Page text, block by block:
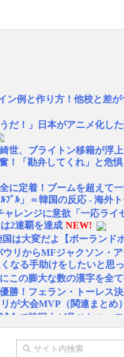
ン例と作り方！他校と差
だ！」日本がアニメ化し
世、ブライトン移籍が浮
！「勘弁してくれ」と危
に定着！ブームを超えて
ﾞﾙ」＝韓国の反応 - 海外
レンジに意欲「一応ライ
2連覇を達成 NEW!
は大変だよ【ポーランド
リからMFジャクソン・
る手助けをしたいと思っ
この膨大な数の漢字を全
勝！フェラン・トーレス
が大会MVP（関連まとめ）
合で韓国人が見せたユー
は何？」 中国人「あの乳